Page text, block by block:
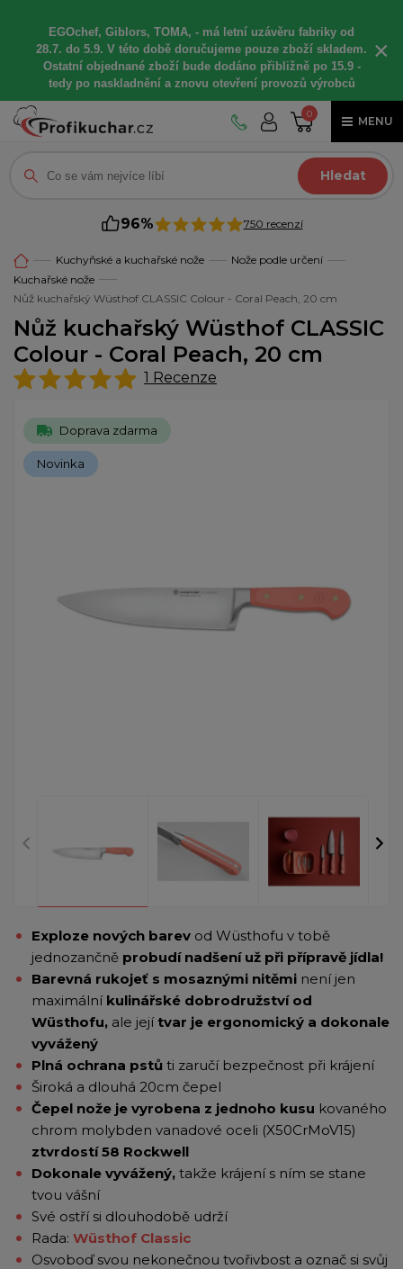
EGOchef, Giblors, TOMA, - má letní uzávěru fabriky od
28.7. do 5.9. V této době doručujeme pouze zboží skladem.
Ostatní objednané zboží bude dodáno přibližně po 15.9 -
tedy po naskladnění a znovu otevření provozů výrobců
×
0
MENU
Hledat
96% 750 recenzí
Kuchyňské a kuchařské nože
Nože podle určení
Kuchařské nože
Nůž kuchařský Wüsthof CLASSIC Colour - Coral Peach, 20 cm
Nůž kuchařský Wüsthof CLASSIC
Colour - Coral Peach, 20 cm
1 Recenze
Doprava zdarma
Novinka
Exploze nových barev od Wüsthofu v tobě
jednozančně probudí nadšení už při přípravě jídla!
Barevná rukojeť s mosaznými nitěmi není jen
maximální kulinářské dobrodružství od
Wüsthofu, ale jejítvar je ergonomický a dokonale
vyvážený
Plná ochrana pstů ti zaručí bezpečnost při krájení
Široká a dlouhá 20cm čepel
Čepel nože je vyrobena z jednoho kusu kovaného
chrom molybden vanadové oceli (X50CrMoV15)
ztvrdostí 58 Rockwell
Dokonale vyvážený, takže krájení s ním se stane
tvou vášní
Své ostří si dlouhodobě udrží
Rada: Wüsthof Classic
Osvoboď svou nekonečnou tvořivbost a označ si svůj